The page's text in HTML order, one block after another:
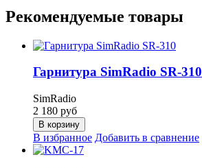
Рекомендуемые товары
Гарнитура SimRadio SR-310
SimRadio
2 180 руб
В корзину
В избранное Добавить в сравнение